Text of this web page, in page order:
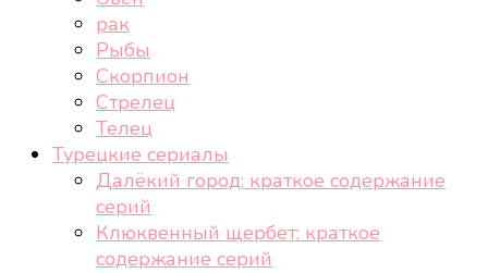
рак
Рыбы
Скорпион
Стрелец
Телец
Турецкие сериалы
Далёкий город: краткое содержание
серий
Клюквенный щербет: краткое
содержание серий